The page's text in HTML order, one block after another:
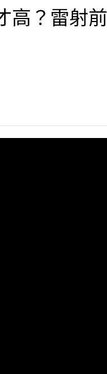
待解決問題
高？雷射